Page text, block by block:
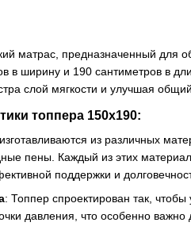
матрас, предназначенный для
в ширину и 190 сантиметров в
слой мягкости и улучшая
топпера 150x190:
из различных
пены. Каждый из этих
поддержки и
: Топпер спроектирован так,
давления, что особенно